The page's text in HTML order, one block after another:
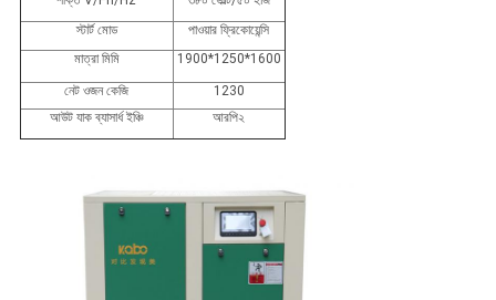
স্টার্ট মোড
পাওয়ার ফ্রিকোয়েন্সি
মাত্রা মিমি
1900*1250*1600
নেট ওজন কেজি
1230
আউট যাক ব্যাসার্ধ ইঞ্চি
আরপি২